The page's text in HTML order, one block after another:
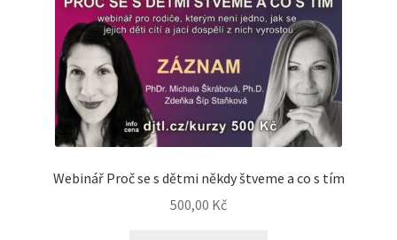
Webinář Proč se s dětmi někdy štveme a co s tím
500,00 Kč